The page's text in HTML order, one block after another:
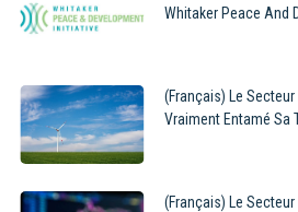
Whitaker Peace And
(Français) Le Secteur
Vraiment Entamé Sa
(Français) Le